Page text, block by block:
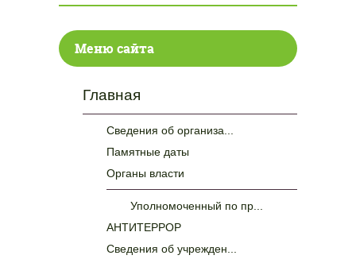
Меню сайта
Главная
Сведения об организа...
Памятные даты
Органы власти
Уполномоченный по пр...
АНТИТЕРРОР
Сведения об учрежден...